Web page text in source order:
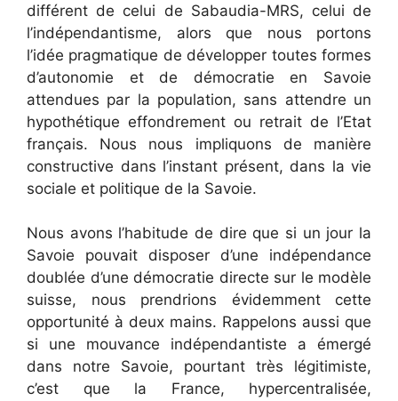
différent de celui de Sabaudia-MRS, celui de
l’indépendantisme, alors que nous portons
l’idée pragmatique de développer toutes formes
d’autonomie et de démocratie en Savoie
attendues par la population, sans attendre un
hypothétique effondrement ou retrait de l’Etat
français. Nous nous impliquons de manière
constructive dans l’instant présent, dans la vie
sociale et politique de la Savoie.
Nous avons l’habitude de dire que si un jour la
Savoie pouvait disposer d’une indépendance
doublée d’une démocratie directe sur le modèle
suisse, nous prendrions évidemment cette
opportunité à deux mains. Rappelons aussi que
si une mouvance indépendantiste a émergé
dans notre Savoie, pourtant très légitimiste,
c’est que la France, hypercentralisée,